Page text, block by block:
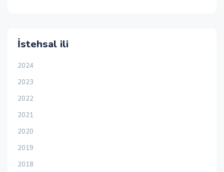
İstehsal ili
2024
2023
2022
2021
2020
2019
2018